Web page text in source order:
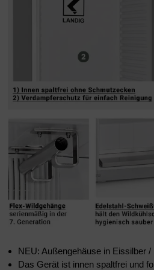
NEU: Außengehäuse in Eissilber
Das Gerät ist innen spaltfrei und